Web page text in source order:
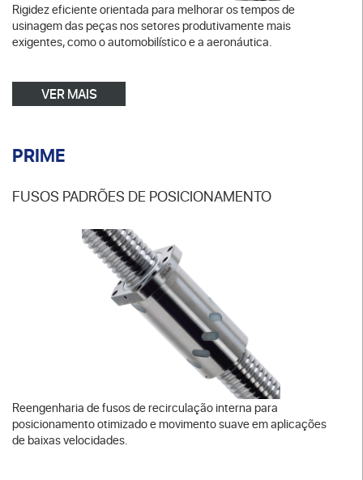
Rigidez eficiente orientada para melhorar os tempos de
usinagem das peças nos setores produtivamente mais
exigentes, como o automobilístico e a aeronáutica.
VER MAIS
PRIME
FUSOS PADRÕES DE POSICIONAMENTO
Reengenharia de fusos de recirculação interna para
posicionamento otimizado e movimento suave em aplicações
de baixas velocidades.